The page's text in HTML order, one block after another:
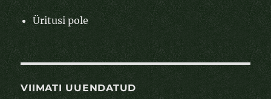
Üritusi pole
VIIMATI UUENDATUD